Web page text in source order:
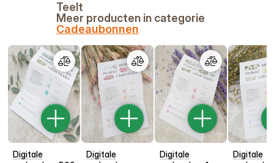
Teelt
Meer producten in categorie
Cadeaubonnen
Digitale
Digitale
Digitale
Digitale